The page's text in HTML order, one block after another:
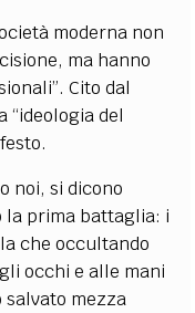
moderna non
ma hanno
Cito dal
“ideologia del
noi, si dicono
la prima battaglia: i
che occultando
occhi e alle mani
salvato mezza